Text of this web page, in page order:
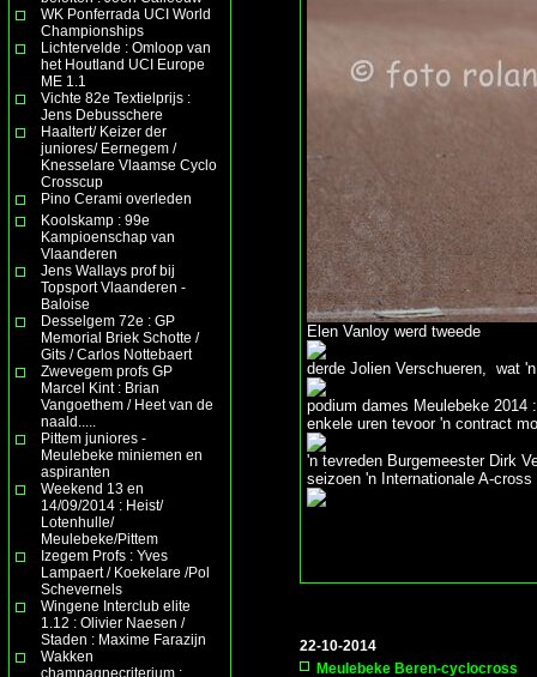
WK Ponferrada UCI World
Championships
Lichtervelde : Omloop van
het Houtland UCI Europe
ME 1.1
Vichte 82e Textielprijs :
Jens Debusschere
Haaltert/ Keizer der
juniores/ Eernegem /
Knesselare Vlaamse Cyclo
Crosscup
Pino Cerami overleden
Koolskamp : 99e
Kampioenschap van
Vlaanderen
Jens Wallays prof bij
Topsport Vlaanderen -
Baloise
Desselgem 72e : GP
Memorial Briek Schotte /
Gits / Carlos Nottebaert
Zwevegem profs GP
Marcel Kint : Brian
Vangoethem / Heet van de
naald.....
Pittem juniores -
Meulebeke miniemen en
aspiranten
Weekend 13 en
14/09/2014 : Heist/
Lotenhulle/
Meulebeke/Pittem
Izegem Profs : Yves
Lampaert / Koekelare /Pol
Schevernels
Wingene Interclub elite
1.12 : Olivier Naesen /
Staden : Maxime Farazijn
Wakken
champagnecriterium :
Elen Vanloy werd tweede
derde Jolien Verschueren, wat
podium dames Meulebeke
enkele uren tevoor 'n contract
'n tevreden Burgemeester Dirk
seizoen 'n Internationale A-
22-10-2014
Meulebeke Beren-cyclocross